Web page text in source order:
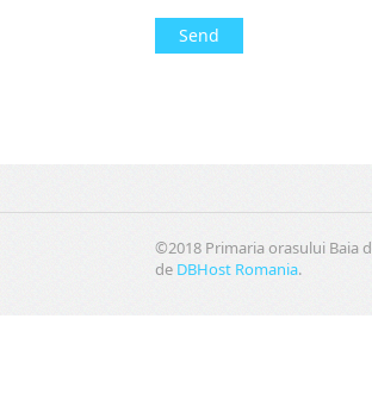
Send
©2018 Primaria orasului Baia
de DBHost Romania.